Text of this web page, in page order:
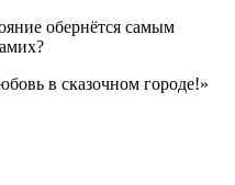
обернётся самым
в сказочном городе!»